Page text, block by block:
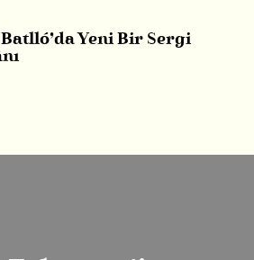
Batlló’da Yeni Bir Sergi